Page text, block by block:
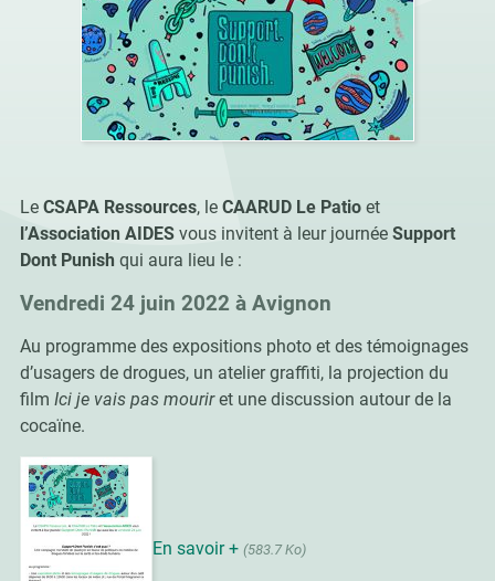
Le CSAPA Ressources, le CAARUD Le Patioet
l’Association AIDESvous invitent à leur journée Support
Dont Punish qui aura lieu le :
Vendredi 24 juin 2022 à Avignon
Au programme des expositions photo et des témoignages
d’usagers de drogues, un atelier graffiti, la projection du
film Ici je vais pas mouriret une discussion autour de la
cocaïne.
En savoir + (583.7 Ko)